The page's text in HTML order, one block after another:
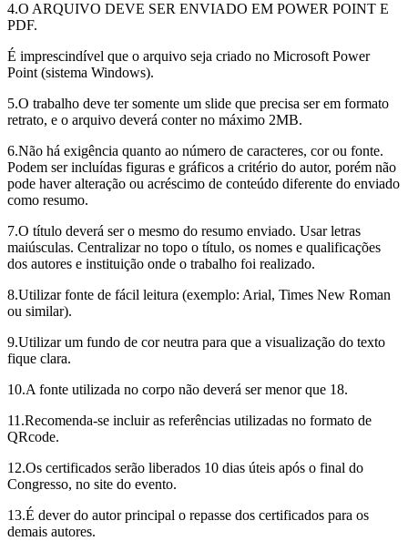
4.O ARQUIVO DEVE SER ENVIADO EM POWER POINT E
PDF.
É imprescindível que o arquivo seja criado no Microsoft Power
Point (sistema Windows).
5.O trabalho deve ter somente um slide que precisa ser em formato
retrato, e o arquivo deverá conter no máximo 2MB.
6.Não há exigência quanto ao número de caracteres, cor ou fonte.
Podem ser incluídas figuras e gráficos a critério do autor, porém não
pode haver alteração ou acréscimo de conteúdo diferente do enviado
como resumo.
7.O título deverá ser o mesmo do resumo enviado. Usar letras
maiúsculas. Centralizar no topo o título, os nomes e qualificações
dos autores e instituição onde o trabalho foi realizado.
8.Utilizar fonte de fácil leitura (exemplo: Arial, Times New Roman
ou similar).
9.Utilizar um fundo de cor neutra para que a visualização do texto
fique clara.
10.A fonte utilizada no corpo não deverá ser menor que 18.
11.Recomenda-se incluir as referências utilizadas no formato de
QRcode.
12.Os certificados serão liberados 10 dias úteis após o final do
Congresso, no site do evento.
13.É dever do autor principal o repasse dos certificados para os
demais autores.